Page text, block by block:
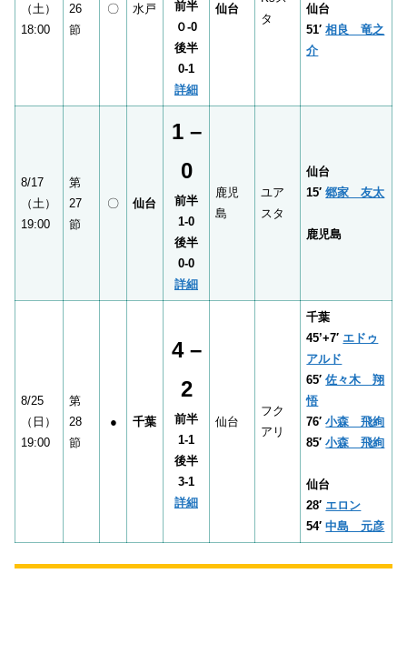
（土）
18:00
26
節
〇 水戸
前半
０-0
後半
0-1
詳細
仙台
タ
仙台
51′相良 竜之
介
8/17
（土）
19:00
第
27
節
〇 仙台
1 –
0
前半
1-0
後半
0-0
詳細
鹿児
島
ユア
スタ
仙台
15′郷家 友太
鹿児島
8/25
（日）
19:00
第
28
節
● 千葉
4 –
2
前半
1-1
後半
3-1
詳細
仙台
フク
アリ
千葉
45’+7′ エドゥ
アルド
65′佐々木 翔
悟
76′小森 飛絢
85′小森 飛絢
仙台
28′ エロン
54′中島 元彦